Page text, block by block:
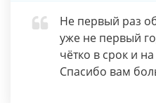
Не первый раз
уже не первый
чётко в срок и
Спасибо вам